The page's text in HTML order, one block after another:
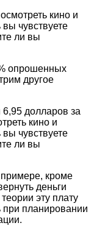
кино и
чувствуете
ли вы
опрошенных
другое
долларов за
кино и
чувствуете
ли вы
кроме
деньги
эту плату
при планировании